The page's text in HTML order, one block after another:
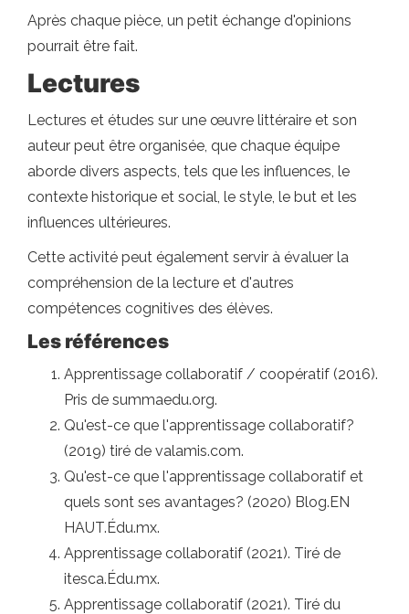
Après chaque pièce, un petit échange d'opinions
pourrait être fait.
Lectures
Lectures et études sur une œuvre littéraire et son
auteur peut être organisée, que chaque équipe
aborde divers aspects, tels que les influences, le
contexte historique et social, le style, le but et les
influences ultérieures.
Cette activité peut également servir à évaluer la
compréhension de la lecture et d'autres
compétences cognitives des élèves.
Les références
Apprentissage collaboratif / coopératif (2016).
Pris de summaedu.org.
Qu'est-ce que l'apprentissage collaboratif?
(2019) tiré de valamis.com.
Qu'est-ce que l'apprentissage collaboratif et
quels sont ses avantages? (2020) Blog.EN
HAUT.Édu.mx.
Apprentissage collaboratif (2021). Tiré de
itesca.Édu.mx.
Apprentissage collaboratif (2021). Tiré du